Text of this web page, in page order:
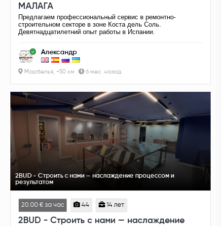
МАЛАГА
Предлагаем профессиональный сервис в ремонтно-
строительном секторе в зоне Коста дель Соль.
Девятнадцатилетний опыт работы в Испании.
Александр
Марбелья, +50 км 6 мес. назад
2BUD - Строить с нами — наслаждение процессом и
результатом
20.00 € за час 44 14 лет
2BUD - Строить с нами — наслаждение